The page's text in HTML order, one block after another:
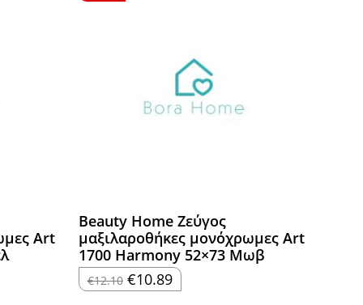
Art
Beauty Home Ζεύγος
μαξιλαροθήκες μονόχρωμες Art
1700 Harmony 52×73 Μωβ
€12.10 Original
price
€10.89Η
τρέχουσα